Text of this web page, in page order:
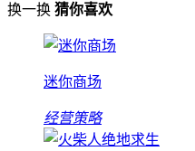
换一换 猜你喜欢
迷你商场
经营策略